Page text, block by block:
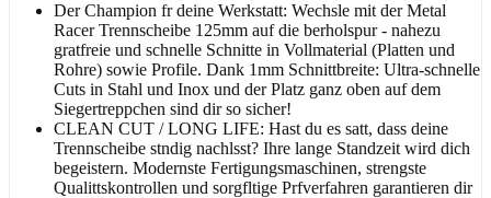
Der Champion fr deine Werkstatt: Wechsle mit der Metal
Racer Trennscheibe 125mm auf die berholspur - nahezu
gratfreie und schnelle Schnitte in Vollmaterial (Platten und
Rohre) sowie Profile. Dank 1mm Schnittbreite: Ultra-schnelle
Cuts in Stahl und Inox und der Platz ganz oben auf dem
Siegertreppchen sind dir so sicher!
CLEAN CUT / LONG LIFE: Hast du es satt, dass deine
Trennscheibe stndig nachlsst? Ihre lange Standzeit wird dich
begeistern. Modernste Fertigungsmaschinen, strengste
Qualittskontrollen und sorgfltige Prfverfahren garantieren dir